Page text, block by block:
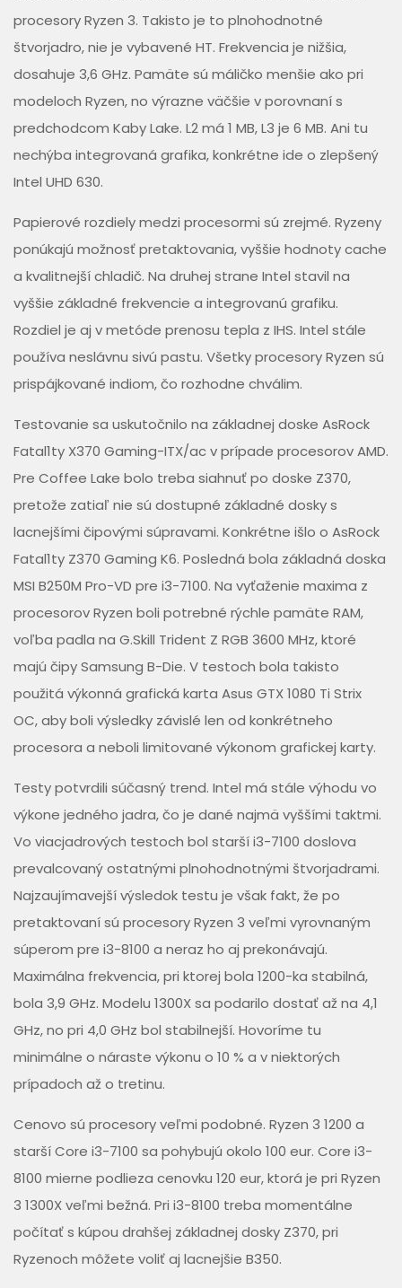
procesory Ryzen 3. Takisto je to plnohodnotné
štvorjadro, nie je vybavené HT. Frekvencia je nižšia,
dosahuje 3,6 GHz. Pamäte sú máličko menšie ako pri
modeloch Ryzen, no výrazne väčšie v porovnaní s
predchodcom Kaby Lake. L2 má 1 MB, L3 je 6 MB. Ani tu
nechýba integrovaná grafika, konkrétne ide o zlepšený
Intel UHD 630.
Papierové rozdiely medzi procesormi sú zrejmé. Ryzeny
ponúkajú možnosť pretaktovania, vyššie hodnoty cache
a kvalitnejší chladič. Na druhej strane Intel stavil na
vyššie základné frekvencie a integrovanú grafiku.
Rozdiel je aj v metóde prenosu tepla z IHS. Intel stále
používa neslávnu sivú pastu. Všetky procesory Ryzen sú
prispájkované indiom, čo rozhodne chválim.
Testovanie sa uskutočnilo na základnej doske AsRock
Fatal1ty X370 Gaming-ITX/ac v prípade procesorov AMD.
Pre Coffee Lake bolo treba siahnuť po doske Z370,
pretože zatiaľ nie sú dostupné základné dosky s
lacnejšími čipovými súpravami. Konkrétne išlo o AsRock
Fatal1ty Z370 Gaming K6. Posledná bola základná doska
MSI B250M Pro-VD pre i3-7100. Na vyťaženie maxima z
procesorov Ryzen boli potrebné rýchle pamäte RAM,
voľba padla na G.Skill Trident Z RGB 3600 MHz, ktoré
majú čipy Samsung B-Die. V testoch bola takisto
použitá výkonná grafická karta Asus GTX 1080 Ti Strix
OC, aby boli výsledky závislé len od konkrétneho
procesora a neboli limitované výkonom grafickej karty.
Testy potvrdili súčasný trend. Intel má stále výhodu vo
výkone jedného jadra, čo je dané najmä vyššími taktmi.
Vo viacjadrových testoch bol starší i3-7100 doslova
prevalcovaný ostatnými plnohodnotnými štvorjadrami.
Najzaujímavejší výsledok testu je však fakt, že po
pretaktovaní sú procesory Ryzen 3 veľmi vyrovnaným
súperom pre i3-8100 a neraz ho aj prekonávajú.
Maximálna frekvencia, pri ktorej bola 1200-ka stabilná,
bola 3,9 GHz. Modelu 1300X sa podarilo dostať až na 4,1
GHz, no pri 4,0 GHz bol stabilnejší. Hovoríme tu
minimálne o náraste výkonu o 10 % a v niektorých
prípadoch až o tretinu.
Cenovo sú procesory veľmi podobné. Ryzen 3 1200 a
starší Core i3-7100 sa pohybujú okolo 100 eur. Core i3-
8100 mierne podlieza ­cenovku 120 eur, ktorá je pri Ryzen
3 1300X veľmi bežná. Pri i3-8100 treba momentálne
počítať s kúpou drahšej základnej dosky Z370, pri
Ryzenoch môžete voliť aj lacnejšie B350.